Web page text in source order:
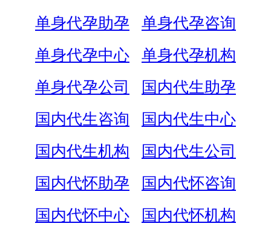
单身代孕助孕
单身代孕咨询
单身代孕中心
单身代孕机构
单身代孕公司
国内代生助孕
国内代生咨询
国内代生中心
国内代生机构
国内代生公司
国内代怀助孕
国内代怀咨询
国内代怀中心
国内代怀机构